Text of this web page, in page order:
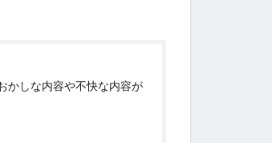
かしな内容や不快な内容が